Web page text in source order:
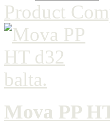
Product
Mova PP